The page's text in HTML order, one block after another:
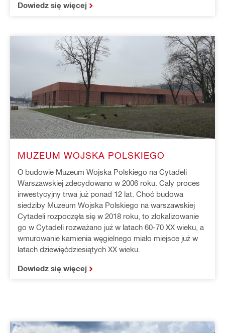
Dowiedz się więcej
MUZEUM WOJSKA POLSKIEGO
O budowie Muzeum Wojska Polskiego na Cytadeli
Warszawskiej zdecydowano w 2006 roku. Cały proces
inwestycyjny trwa już ponad 12 lat. Choć budowa
siedziby Muzeum Wojska Polskiego na warszawskiej
Cytadeli rozpoczęła się w 2018 roku, to zlokalizowanie
go w Cytadeli rozważano już w latach 60-70 XX wieku, a
wmurowanie kamienia węgielnego miało miejsce już w
latach dziewięćdziesiątych XX wieku.
Dowiedz się więcej